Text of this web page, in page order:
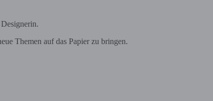
Themen auf das Papier zu bringen.